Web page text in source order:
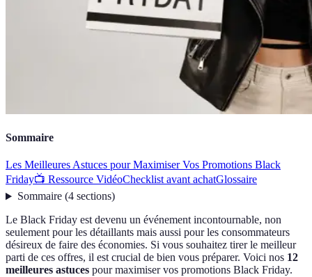
Sommaire
Les Meilleures Astuces pour Maximiser Vos Promotions Black
Friday📺 Ressource VidéoChecklist avant achatGlossaire
Sommaire(4 sections)
Le Black Friday est devenu un événement incontournable, non
seulement pour les détaillants mais aussi pour les consommateurs
désireux de faire des économies. Si vous souhaitez tirer le meilleur
parti de ces offres, il est crucial de bien vous préparer. Voici nos 12
meilleures astuces pour maximiser vos promotions Black Friday.